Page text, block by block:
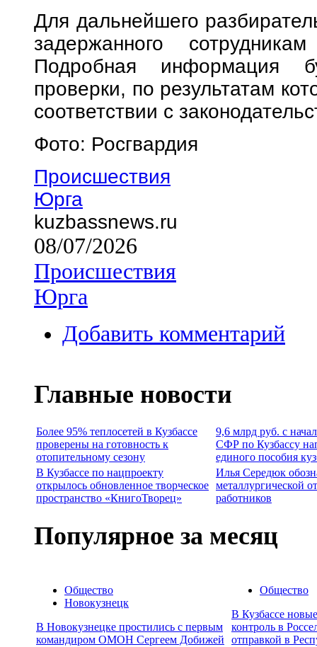
Для дальнейшего
задержанного
Подробная информация
проверки, по результатам
соответствии с
Фото: Росгвардия
Происшествия
Юрга
kuzbassnews.ru
08/07/2026
Происшествия
Юрга
Добавить комментарий
Главные новости
Более 95% теплосетей в Кузбассе
проверены на готовность к
отопительному сезону
9,6 млрд руб. с
СФР по Кузбассу
единого пособия
В Кузбассе по нацпроекту
открылось обновленное творческое
пространство «КнигоТворец»
Илья Середюк
металлургической
работников
Популярное за месяц
Общество
Новокузнецк
В Новокузнецке простились с первым
командиром ОМОН Сергеем Добижей
Общество
В Кузбассе
контроль в
отправкой в